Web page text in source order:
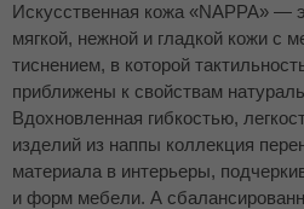
Искусственная кожа «NAPPA» —
мягкой, нежной и гладкой кожи с
тиснением, в которой
приближены к свойствам
Вдохновленная гибкостью,
изделий из наппы коллекция
материала в интерьеры,
и форм мебели. А